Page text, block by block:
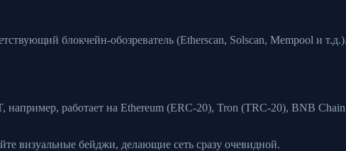
блокчейн-обозреватель (Etherscan, Solscan, Mempool и
работает на Ethereum (ERC-20), Tron (TRC-20), BNB
визуальные бейджи, делающие сеть сразу очевидной.